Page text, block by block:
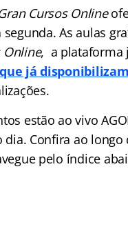
Cursos Online
segunda. As aulas
Online, a plataforma
já
estão ao vivo
dia. Confira ao
pelo índice